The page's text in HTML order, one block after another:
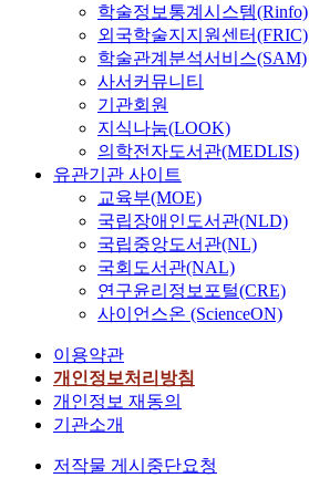
학술정보통계시스템(Rinfo)
외국학술지지원센터(FRIC)
학술관계분석서비스(SAM)
사서커뮤니티
기관회원
지식나눔(LOOK)
의학전자도서관(MEDLIS)
유관기관 사이트
교육부(MOE)
국립장애인도서관(NLD)
국립중앙도서관(NL)
국회도서관(NAL)
연구윤리정보포털(CRE)
사이언스온 (ScienceON)
이용약관
개인정보처리방침
개인정보 재동의
기관소개
저작물 게시중단요청